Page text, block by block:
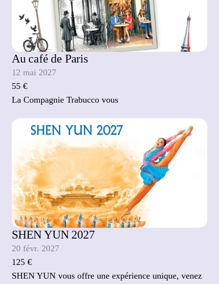
Au café de Paris
12 mai 2027
55 €
La Compagnie Trabucco vous
SHEN YUN 2027
20 févr. 2027
125 €
SHEN YUN vous offre une expérience unique, venez